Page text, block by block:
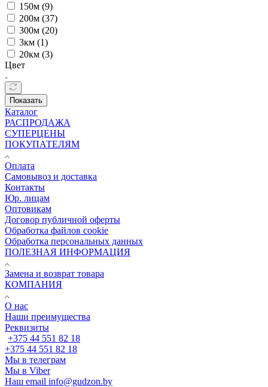
150м (9)
200м (37)
300м (20)
3км (1)
20км (3)
Цвет
Показать
Каталог
РАСПРОДАЖА
СУПЕРЦЕНЫ
ПОКУПАТЕЛЯМ
Оплата
Самовывоз и доставка
Контакты
Юр. лицам
Оптовикам
Договор публичной оферты
Обработка файлов cookie
Обработка персональных данных
ПОЛЕЗНАЯ ИНФОРМАЦИЯ
Замена и возврат товара
КОМПАНИЯ
О нас
Наши преимущества
Реквизиты
+375 44 551 82 18
+375 44 551 82 18
Мы в телеграм
Мы в Viber
Наш email info@gudzon.by